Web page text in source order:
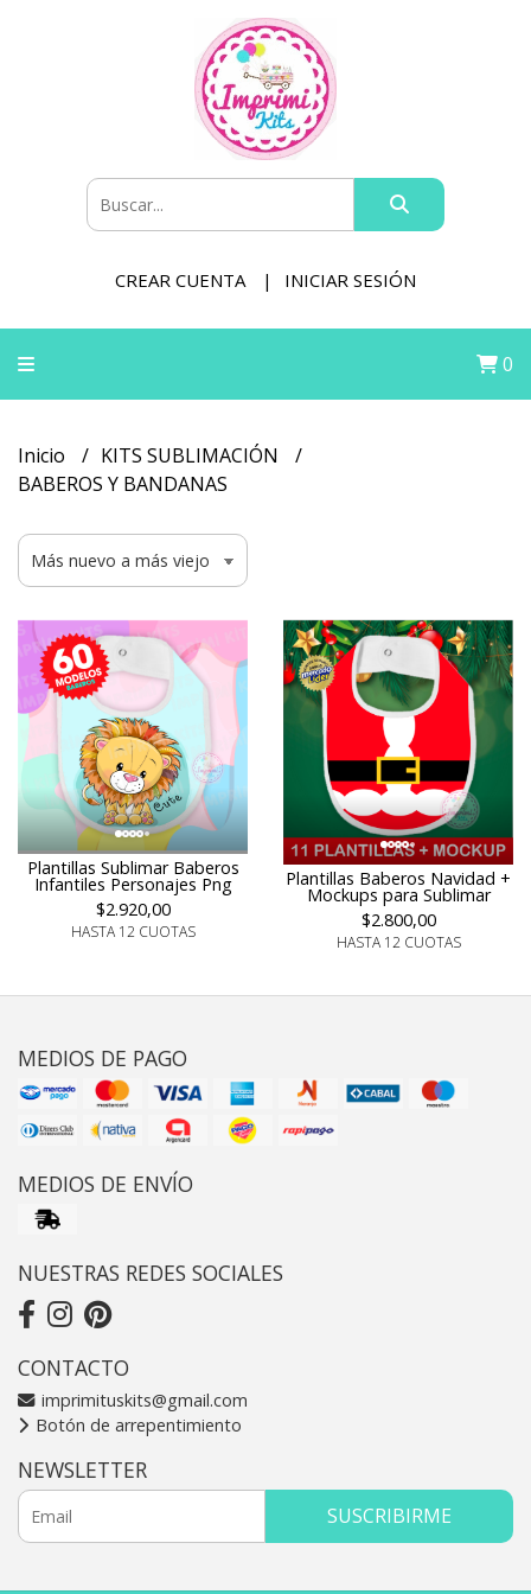
CREAR CUENTA INICIAR SESIÓN
0
Inicio
KITS SUBLIMACIÓN
BABEROS Y BANDANAS
Plantillas Sublimar Baberos
Infantiles Personajes Png
$2.920,00
HASTA 12 CUOTAS
Plantillas Baberos Navidad +
Mockups para Sublimar
$2.800,00
HASTA 12 CUOTAS
MEDIOS DE PAGO
MEDIOS DE ENVÍO
NUESTRAS REDES SOCIALES
CONTACTO
imprimituskits@gmail.com
Botón de arrepentimiento
NEWSLETTER
SUSCRIBIRME